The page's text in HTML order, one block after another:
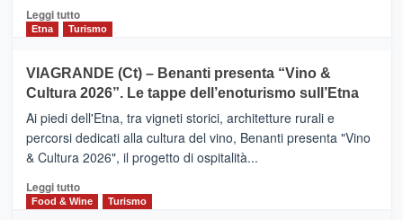
dati
di
Anche
la
Alcantara
nei
primi
nella
classifica
Leggi tuttoLeggi
di
IL
SAN
DOMENICO
PALACE
TAORMINA,
UN
HOTEL
FOUR
Etna Turismo
VIAGRANDE (Ct) – Benanti presenta “Vino &
Cultura 2026”. Le tappe dell’enoturismo sull’Etna
Ai piedi dell'Etna, tra vigneti storici, architetture rurali e
percorsi dedicati alla cultura del vino, Benanti presenta "Vino
& Cultura 2026", il progetto di ospitalità...
Leggi tuttoLeggi
di
Food & Wine Turismo